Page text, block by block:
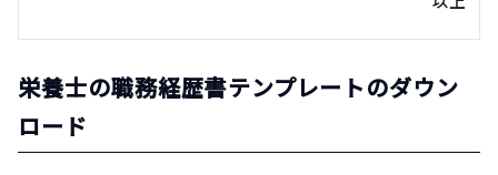
栄養士の職務経歴書テンプレートのダウン
ロード